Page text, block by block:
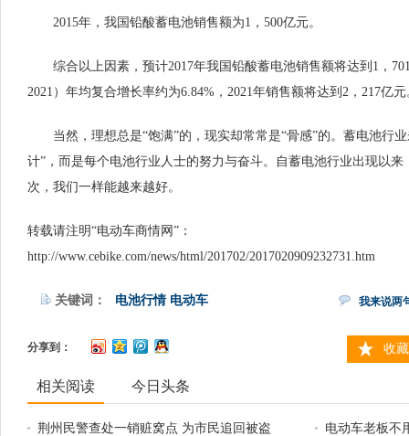
2015年，我国铅酸蓄电池销售额为1，500亿元。
综合以上因素，预计2017年我国铅酸蓄电池销售额将达到1，
2021）年均复合增长率约为6.84%，2021年销售额将达到2，217亿元
当然，理想总是“饱满”的，现实却常常是“骨感”的。蓄电池行业
计”，而是每个电池行业人士的努力与奋斗。自蓄电池行业出现以
次，我们一样能越来越好。
转载请注明“电动车商情网”：
http://www.cebike.com/news/html/201702/2017020909232731.htm
关键词： 电池行情 电动车 我来说两
分享到： 收
相关阅读 今日头条
荆州民警查处一销赃窝点 为市民追回被盗
电动车老板不